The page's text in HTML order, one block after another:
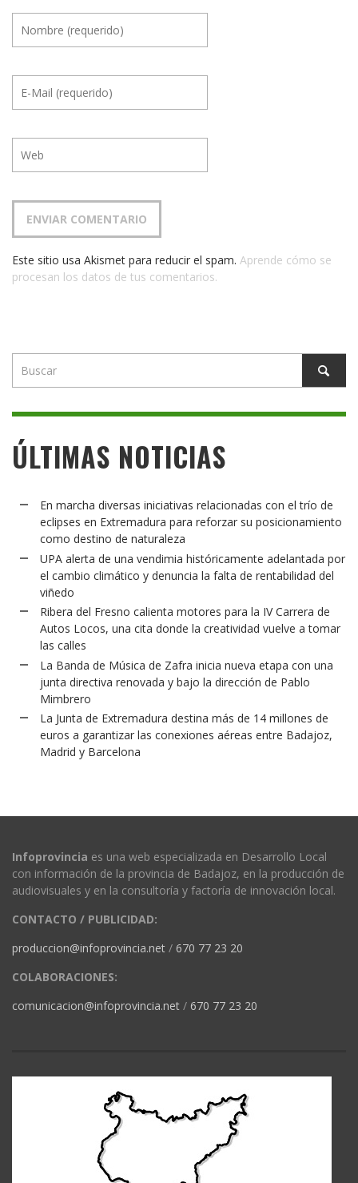
Este sitio usa Akismet para reducir el spam. Aprende cómo se
procesan los datos de tus comentarios.
ÚLTIMAS NOTICIAS
En marcha diversas iniciativas relacionadas con el trío de
eclipses en Extremadura para reforzar su posicionamiento
como destino de naturaleza
UPA alerta de una vendimia históricamente adelantada por
el cambio climático y denuncia la falta de rentabilidad del
viñedo
Ribera del Fresno calienta motores para la IV Carrera de
Autos Locos, una cita donde la creatividad vuelve a tomar
las calles
La Banda de Música de Zafra inicia nueva etapa con una
junta directiva renovada y bajo la dirección de Pablo
Mimbrero
La Junta de Extremadura destina más de 14 millones de
euros a garantizar las conexiones aéreas entre Badajoz,
Madrid y Barcelona
Infoprovincia es una web especializada en Desarrollo Local
con información de la provincia de Badajoz, en la producción de
audiovisuales y en la consultoría y factoría de innovación local.
CONTACTO / PUBLICIDAD:
produccion@infoprovincia.net / 670 77 23 20
COLABORACIONES:
comunicacion@infoprovincia.net / 670 77 23 20